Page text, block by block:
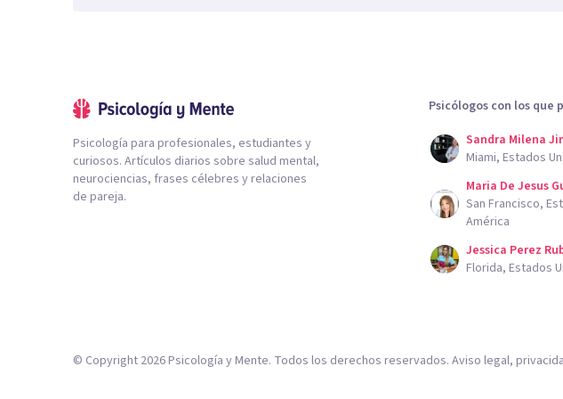
Psicología para profesionales, estudiantes y
curiosos. Artículos diarios sobre salud mental,
neurociencias, frases célebres y relaciones
de pareja.
Psicólogos con los que
Sandra Milena
Miami, Estados
Maria De Jesus
San Francisco,
América
Jessica Perez
Florida, Estados
© Copyright 2026Psicología y Mente. Todos los derechos reservados. Aviso legal,